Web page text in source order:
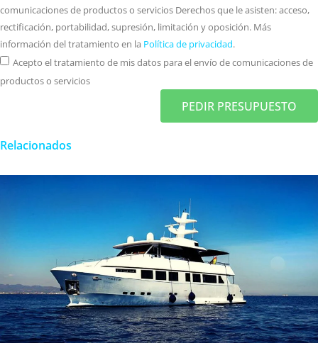
comunicaciones de productos o servicios Derechos que le asisten: acceso,
rectificación, portabilidad, supresión, limitación y oposición. Más
información del tratamiento en la Política de privacidad.
Acepto el tratamiento de mis datos para el envío de comunicaciones de
productos o servicios
PEDIR PRESUPUESTO
Relacionados